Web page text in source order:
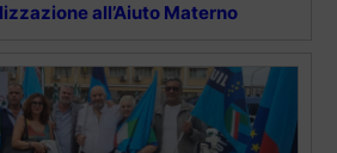
all’Aiuto Materno